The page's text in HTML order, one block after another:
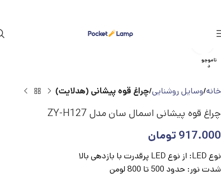
ناموجو
د
خانه وسایل روشنایی چراغ قوه پیشانی (هدلایت)
چراغ قوه پیشانی اسمال سان مدل ZY-H127
917.000 تومان
نوع LED: از نوع LED پرقدرت با بازدهی بالا
شدت نور: حدود 500 تا 800 لومن